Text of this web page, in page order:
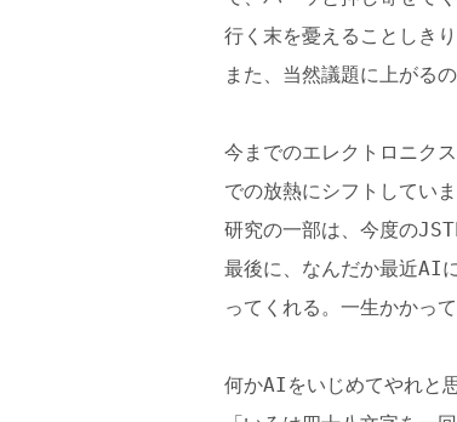
行く末を憂えることしきり
また、当然議題に上がる
今までのエレクトロニク
での放熱にシフトしてい
研究の一部は、今度の
最後に、なんだか最近AI
ってくれる。一生かかっ
何かAIをいじめてやれと